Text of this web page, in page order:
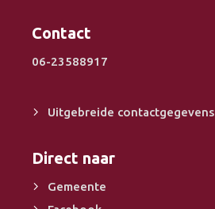
Contact
06-23588917
Uitgebreide contactgegevens
Direct naar
Gemeente